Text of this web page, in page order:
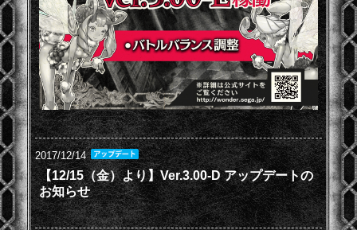
2017/12/14
【12/15（金）より】Ver.3.00-D アップデートの
お知らせ